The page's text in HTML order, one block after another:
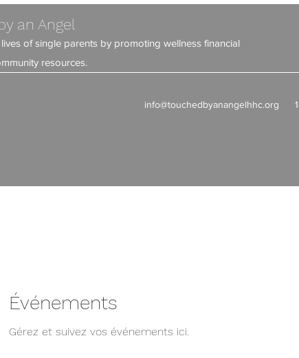
an Angel
of single parents by promoting wellness financial
resources.
info@touchedbyanangelhhc.org
Événements
Gérez et suivez vos événements ici.